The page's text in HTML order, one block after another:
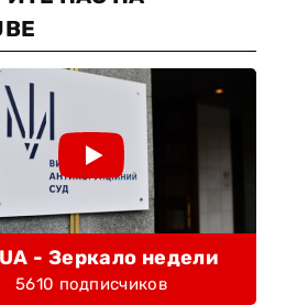
- Зеркало недели
5610 подписчиков